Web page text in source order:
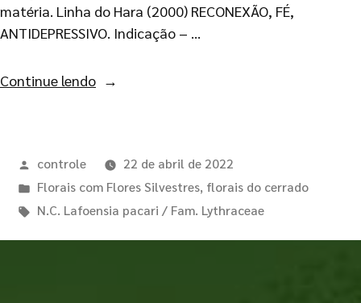
matéria. Linha do Hara (2000) RECONEXÃO, FÉ,
ANTIDEPRESSIVO. Indicação – …
Continue lendo
controle
22 de abril de 2022
Florais com Flores Silvestres, florais do cerrado
N.C. Lafoensia pacari / Fam. Lythraceae